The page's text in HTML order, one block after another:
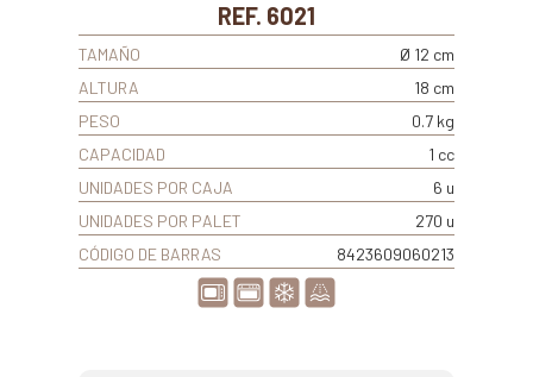
REF. 6021
TAMAÑO
Ø 12 cm
ALTURA
18 cm
PESO
0.7 kg
CAPACIDAD
1 cc
UNIDADES POR CAJA
6 u
UNIDADES POR PALET
270 u
CÓDIGO DE BARRAS
8423609060213